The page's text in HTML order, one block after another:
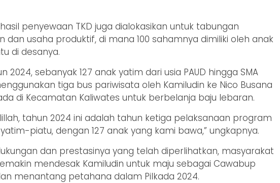
penyewaan TKD juga dialokasikan untuk tabungan
dan usaha produktif, di mana 100 sahamnya dimiliki oleh anak
di desanya.
2024, sebanyak 127 anak yatim dari usia PAUD hingga SMA
tiga bus pariwisata oleh Kamiludin ke Nico Busana
di Kecamatan Kaliwates untuk berbelanja baju lebaran.
tahun 2024 ini adalah tahun ketiga pelaksanaan program
yatim-piatu, dengan 127 anak yang kami bawa,” ungkapnya.
dan prestasinya yang telah diperlihatkan, masyarakat
mendesak Kamiludin untuk maju sebagai Cawabup
menantang petahana dalam Pilkada 2024.